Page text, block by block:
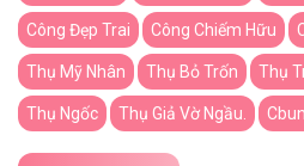
Công Đẹp Trai Công Chiếm Hữu
Thụ Mỹ Nhân Thụ Bỏ Trốn Thụ
Thụ Ngốc Thụ Giả Vờ Ngầu.